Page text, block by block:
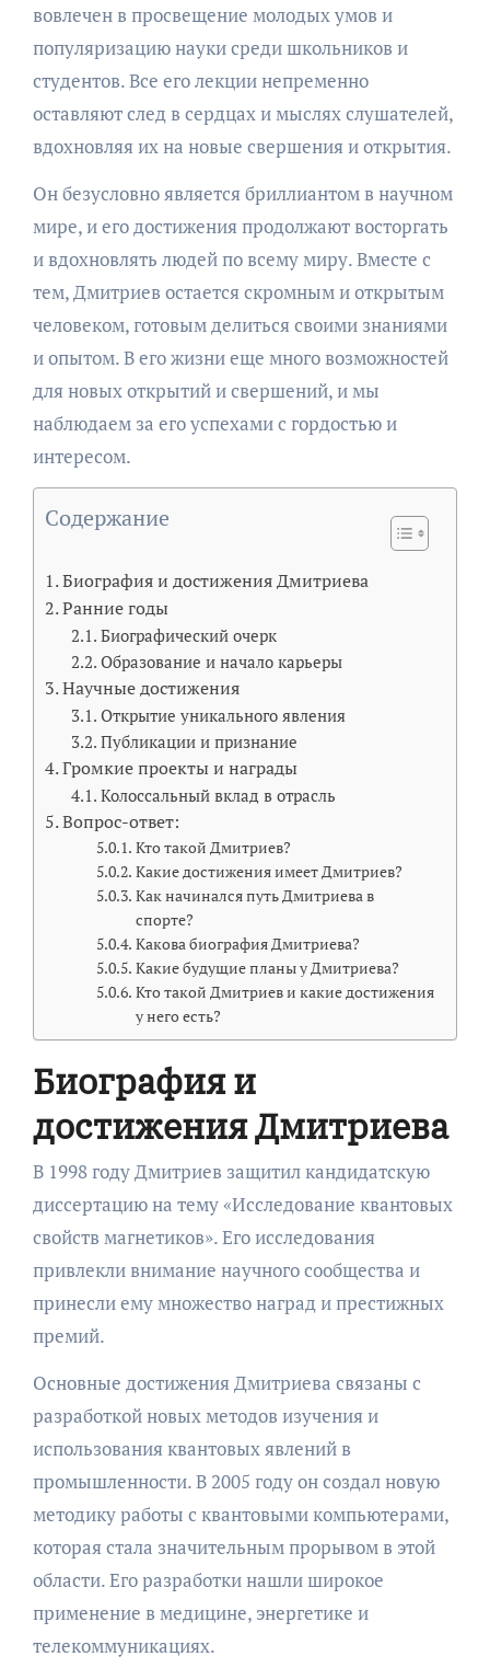
вовлечен в просвещение молодых умов и
популяризацию науки среди школьников и
студентов. Все его лекции непременно
оставляют след в сердцах и мыслях слушателей,
вдохновляя их на новые свершения и открытия.
Он безусловно является бриллиантом в научном
мире, и его достижения продолжают восторгать
и вдохновлять людей по всему миру. Вместе с
тем, Дмитриев остается скромным и открытым
человеком, готовым делиться своими знаниями
и опытом. В его жизни еще много возможностей
для новых открытий и свершений, и мы
наблюдаем за его успехами с гордостью и
интересом.
Содержание
Биография и достижения Дмитриева
Ранние годы
Биографический очерк
Образование и начало карьеры
Научные достижения
Открытие уникального явления
Публикации и признание
Громкие проекты и награды
Колоссальный вклад в отрасль
Вопрос-ответ:
Кто такой Дмитриев?
Какие достижения имеет Дмитриев?
Как начинался путь Дмитриева в
спорте?
Какова биография Дмитриева?
Какие будущие планы у Дмитриева?
Кто такой Дмитриев и какие достижения
у него есть?
Биография и
достижения Дмитриева
В 1998 году Дмитриев защитил кандидатскую
диссертацию на тему «Исследование квантовых
свойств магнетиков». Его исследования
привлекли внимание научного сообщества и
принесли ему множество наград и престижных
премий.
Основные достижения Дмитриева связаны с
разработкой новых методов изучения и
использования квантовых явлений в
промышленности. В 2005 году он создал новую
методику работы с квантовыми компьютерами,
которая стала значительным прорывом в этой
области. Его разработки нашли широкое
применение в медицине, энергетике и
телекоммуникациях.